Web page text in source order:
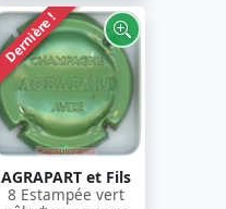
Dernière !
AGRAPART et Fils
8 Estampée vert